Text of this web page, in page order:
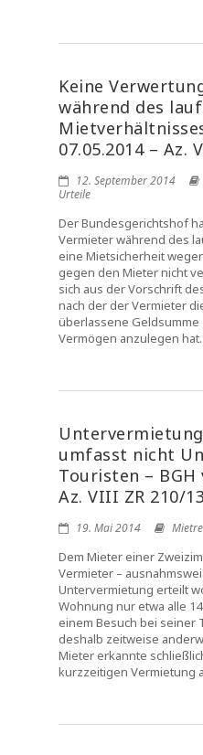
Keine
während des
07.05.2014 – Az.
12. September 2014
Urteile
Der Bundesgerichtshof
Vermieter während des
eine Mietsicherheit
gegen den Mieter nicht
sich aus der Vorschrift
nach der der Vermieter
überlassene
Vermögen anzulegen
umfasst nicht
Touristen – BGH
Az. VIII ZR 210/13
19. Mai 2014
Dem Mieter einer
Vermieter –
Untervermietung erteilt
Wohnung nur etwa alle
einem Besuch bei seiner
deshalb zeitweise
Mieter erkannte
kurzzeitigen Vermietung